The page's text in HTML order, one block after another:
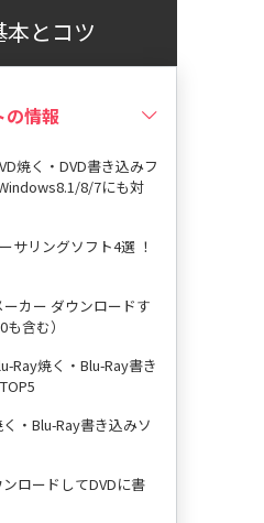
本とコツ
の情報
焼く・DVD書き込みフ
8/7にも対
サリングソフト4選 ！
カー ダウンロードす
含む）
Ray焼く・Blu-Ray書き
・Blu-Ray書き込みソ
ロードしてDVDに書